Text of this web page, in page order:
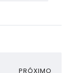
PRÓXIMO